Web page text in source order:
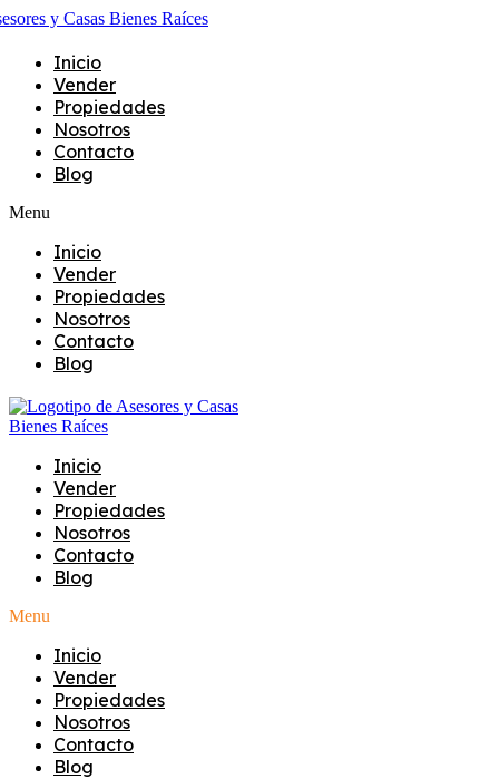
Inicio
Vender
Propiedades
Nosotros
Contacto
Blog
Menu
Inicio
Vender
Propiedades
Nosotros
Contacto
Blog
Inicio
Vender
Propiedades
Nosotros
Contacto
Blog
Menu
Inicio
Vender
Propiedades
Nosotros
Contacto
Blog